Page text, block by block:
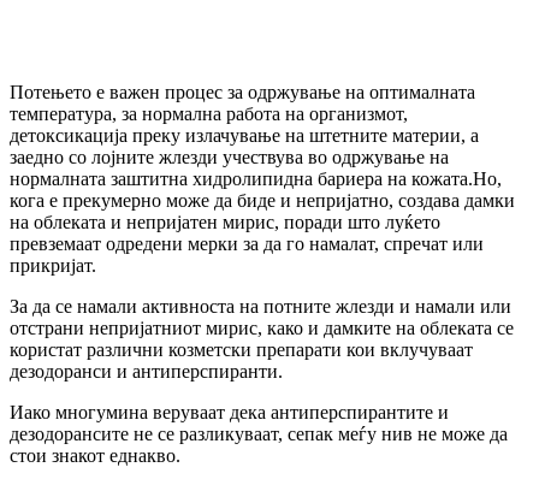
Потењето е важен процес за одржување на оптималната
температура, за нормална работа на организмот,
детоксикација преку излачување на штетните материи, а
заедно со лојните жлезди учествува во одржување на
нормалната заштитна хидролипидна бариера на кожата.Но,
кога е прекумерно може да биде и непријатно, создава дамки
на облеката и непријатен мирис, поради што луќето
превземаат одредени мерки за да го намалат, спречат или
прикријат.
За да се намали активноста на потните жлезди и намали или
отстрани непријатниот мирис, како и дамките на облеката се
користат различни козметски препарати кои вклучуваат
дезодоранси и антиперспиранти.
Иако многумина веруваат дека антиперспирантите и
дезодорансите не се разликуваат, сепак меѓу нив не може да
стои знакот еднакво.